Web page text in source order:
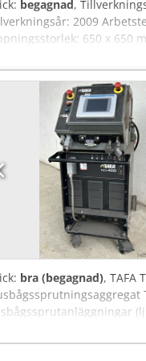
begagnad,
2009
650 x 650
tillgänglig:
[mm]: 650 -
moms. Moms/
som helst för alla
bra (begagnad), TAFA
eller för att
TAFA (Praxair